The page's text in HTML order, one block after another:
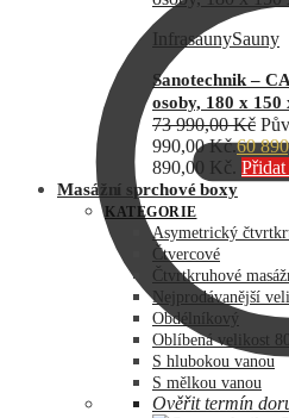
InfrasaunySauny
Sanotechnik –
osoby, 180 x 150
73 990,00Kč
990,00 Kč.60
890,00 Kč.
Masážní sprchové boxy
KATEGORIE
Asymetrický
Čtvercové
Čtvrtkruhové
Nejprodávanější
Obdélníkový
Oblíbená velikost
S hlubokou vanou
S mělkou vanou
Ověřit termín